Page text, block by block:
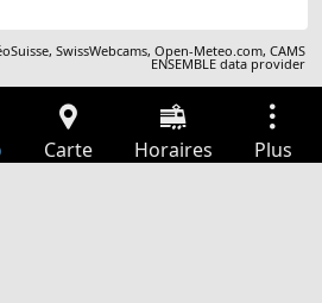
,SwissWebcams,Open-Meteo.com,CAMS
ENSEMBLE data provider
Carte Horaires Plus